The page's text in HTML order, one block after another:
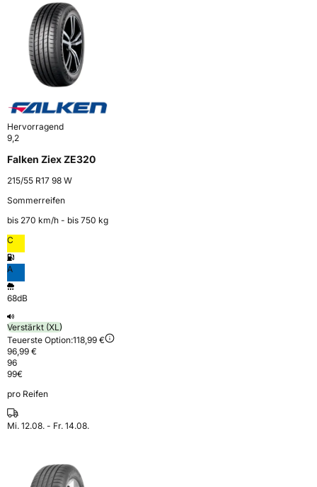
Hervorragend
9,2
Falken Ziex ZE320
215/55 R17 98 W
Sommerreifen
bis 270 km⁠/⁠h - bis 750 kg
C
A
68dB
Verstärkt (XL)
Teuerste Option:118,99 €
96,99 €
96
99€
pro Reifen
Mi. 12.08. - Fr. 14.08.